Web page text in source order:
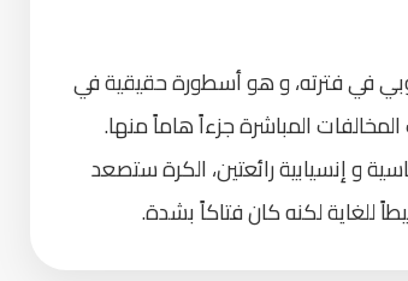
في فترته، و هو أسطورة حقيقية في
المباشرة جزءاً هاماً منها.
بحساسية و إنسيابية رائعتين، الكرة ستصعد
للغاية لكنه كان فتاكاً بشدة.